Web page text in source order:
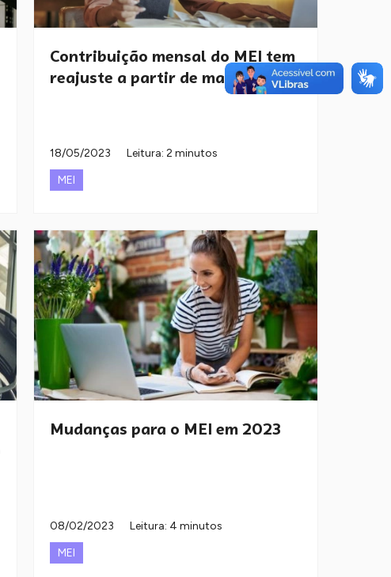
Contribuição mensal do MEI tem
reajuste a partir de maio
18/05/2023
Leitura: 2 minutos
MEI
Mudanças para o MEI em 2023
08/02/2023
Leitura: 4 minutos
MEI